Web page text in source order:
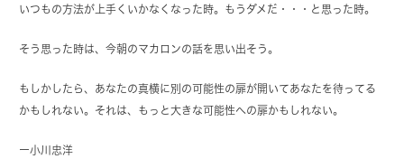
いつもの方法が上手くいかなくなった時。もうダメだ・・・と思った時。
そう思った時は、今朝のマカロンの話を思い出そう。
もしかしたら、あなたの真横に別の可能性の扉が開いてあなたを待ってる
かもしれない。それは、もっと大きな可能性への扉かもしれない。
ー小川忠洋